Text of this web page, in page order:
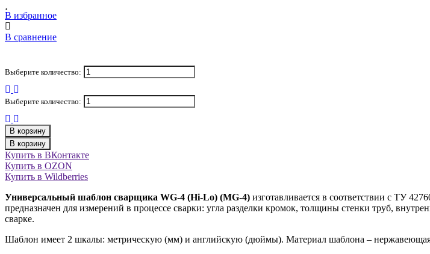
В избранное
В сравнение
Выберите количество:
Выберите количество:
В корзину
В корзину
Купить в ВКонтакте
Купить в OZON
Купить в Wildberries
Универсальный шаблон сварщика WG-4 (Hi-Lo) (MG-4) изготавливается в соответствии с ТУ
предназначен для измерений в процессе сварки: угла разделки кромок, толщины стенки труб,
сварке.
Шаблон имеет 2 шкалы: метрическую (мм) и английскую (дюймы). Материал шаблона – нержавеющая